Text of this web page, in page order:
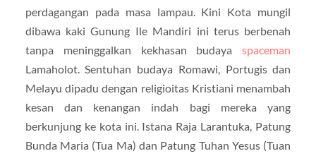
perdagangan pada masa lampau. Kini Kota mungil
dibawa kaki Gunung Ile Mandiri ini terus berbenah
tanpa meninggalkan kekhasan budayaspaceman
Lamaholot. Sentuhan budaya Romawi, Portugis dan
Melayu dipadu dengan religioitas Kristiani menambah
kesan dan kenangan indah bagi mereka yang
berkunjung ke kota ini. Istana Raja Larantuka, Patung
Bunda Maria (Tua Ma) dan Patung Tuhan Yesus (Tuan